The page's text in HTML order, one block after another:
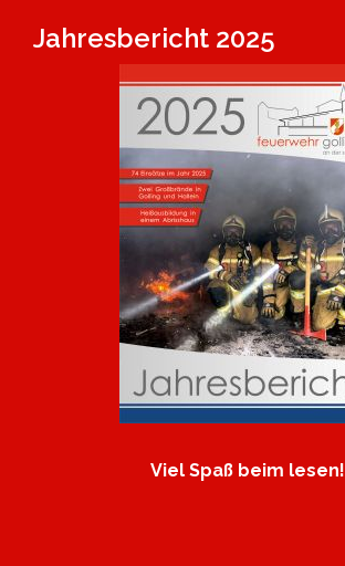
Jahresbericht 2025
Viel Spaß beim lesen!